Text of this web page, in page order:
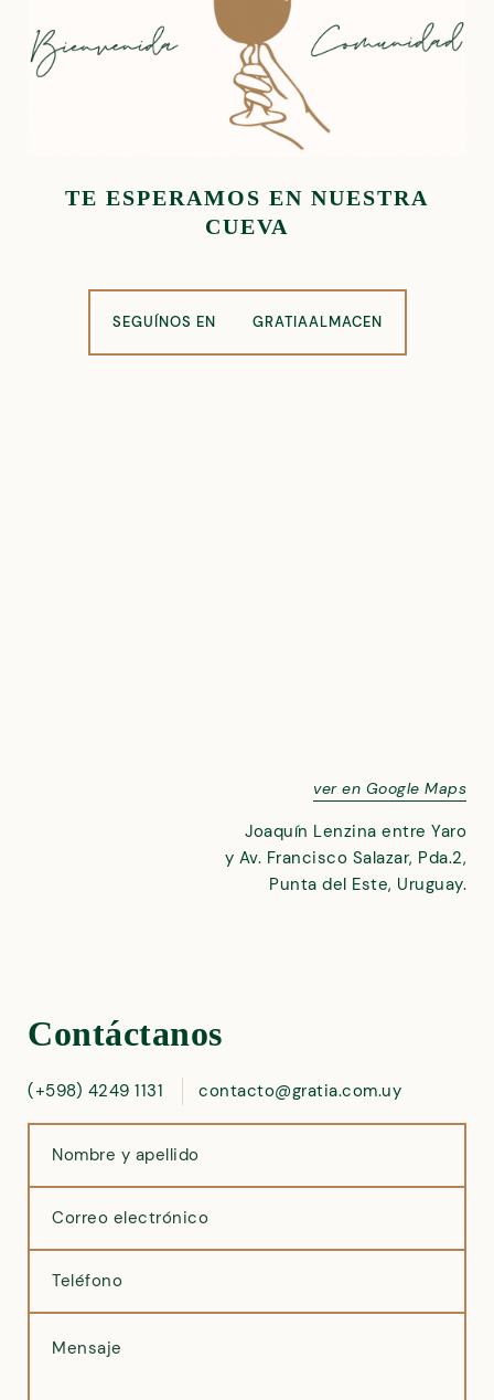
TE ESPERAMOS EN NUESTRA
CUEVA
SEGUÍNOS EN GRATIAALMACEN
Contáctanos
(+598) 4249 1131 contacto@gratia.com.uy
ver en Google Maps
Joaquín Lenzina entre Yaro
y Av. Francisco Salazar, Pda.2,
Punta del Este, Uruguay.